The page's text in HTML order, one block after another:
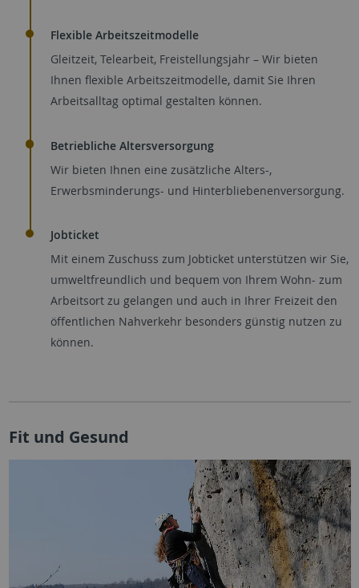
Flexible Arbeitszeitmodelle
Gleitzeit, Telearbeit, Freistellungsjahr – Wir bieten
Ihnen flexible Arbeitszeitmodelle, damit Sie Ihren
Arbeitsalltag optimal gestalten können.
Betriebliche Altersversorgung
Wir bieten Ihnen eine zusätzliche Alters-,
Erwerbsminderungs- und Hinterbliebenenversorgung.
Jobticket
Mit einem Zuschuss zum Jobticket unterstützen wir Sie,
umweltfreundlich und bequem von Ihrem Wohn- zum
Arbeitsort zu gelangen und auch in Ihrer Freizeit den
öffentlichen Nahverkehr besonders günstig nutzen zu
können.
Fit und Gesund